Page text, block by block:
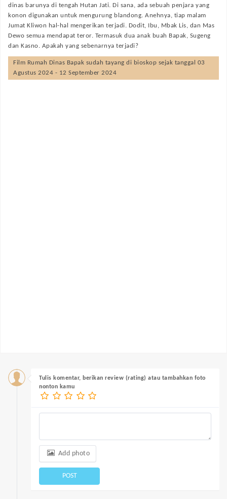
dinas barunya di tengah Hutan Jati. Di sana, ada sebuah penjara yang
konon digunakan untuk mengurung blandong. Anehnya, tiap malam
Jumat Kliwon hal-hal mengerikan terjadi. Dodit, Ibu, Mbak Lis, dan Mas
Dewo semua mendapat teror. Termasuk dua anak buah Bapak, Sugeng
dan Kasno. Apakah yang sebenarnya terjadi?
Film Rumah Dinas Bapak sudah tayang di bioskop sejak tanggal 03
Agustus 2024 - 12 September 2024
Tulis komentar, berikan review (rating) atau tambahkan foto
nonton kamu
Add photo
POST